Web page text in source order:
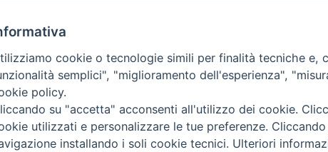
CONTATTI
cookie o tecnologie simili per finalità tecniche e,
semplici", "miglioramento dell'esperienza",
policy.
su "accetta" acconsenti all'utilizzo dei cookie.
utilizzati e personalizzare le tue preferenze.
installando i soli cookie tecnici. Ulteriori